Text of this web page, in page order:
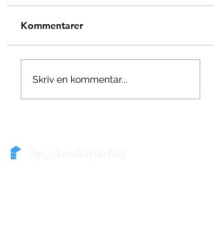
Kommentarer
Skriv en kommentar...